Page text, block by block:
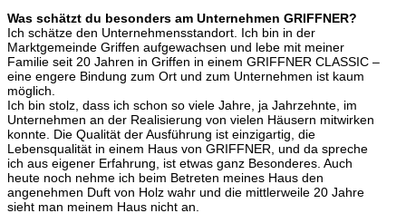
Was schätzt du besonders am Unternehmen GRIFFNER?
Ich schätze den Unternehmensstandort. Ich bin in der
Marktgemeinde Griffen aufgewachsen und lebe mit meiner
Familie seit 20 Jahren in Griffen in einem GRIFFNER CLASSIC –
eine engere Bindung zum Ort und zum Unternehmen ist kaum
möglich.
Ich bin stolz, dass ich schon so viele Jahre, ja Jahrzehnte, im
Unternehmen an der Realisierung von vielen Häusern mitwirken
konnte. Die Qualität der Ausführung ist einzigartig, die
Lebensqualität in einem Haus von GRIFFNER, und da spreche
ich aus eigener Erfahrung, ist etwas ganz Besonderes. Auch
heute noch nehme ich beim Betreten meines Haus den
angenehmen Duft von Holz wahr und die mittlerweile 20 Jahre
sieht man meinem Haus nicht an.